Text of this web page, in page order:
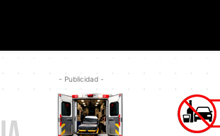
- Publicidad -